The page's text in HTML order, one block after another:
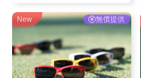
New 無償提供